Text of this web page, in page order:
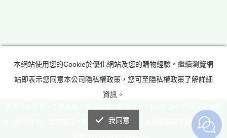
材，辦公傢具，體育用品，滿足所有辦公室需求! 永昌創新國際有限公司 版權
本網站使用您的Cookie於優化網站及您的購物經驗。繼續瀏覽網
站即表示您同意本公司隱私權政策，您可至隱私權政策了解詳細
資訊。
我同意